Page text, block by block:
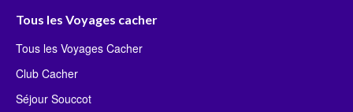
Tous les Voyages cacher
Tous les Voyages Cacher
Club Cacher
Séjour Souccot